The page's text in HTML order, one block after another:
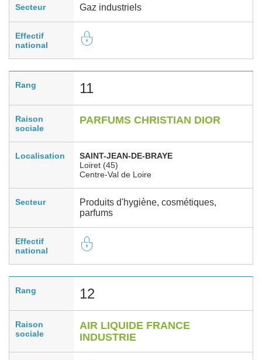
Secteur Gaz industriels
Effectif
national
Rang 11
Raison
sociale
PARFUMS CHRISTIAN DIOR
Localisation
SAINT-JEAN-DE-BRAYE
Loiret (45)
Centre-Val de Loire
Secteur
Produits d'hygiène, cosmétiques,
parfums
Effectif
national
Rang 12
Raison
sociale
AIR LIQUIDE FRANCE
INDUSTRIE